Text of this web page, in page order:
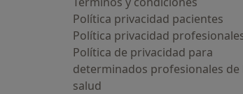
Política privacidad pacientes
Política privacidad
Política de privacidad para
determinados profesionales de
salud